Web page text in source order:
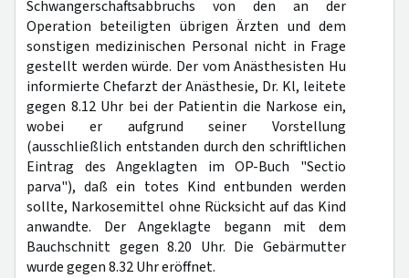
Schwangerschaftsabbruchs von den an der
Operation beteiligten übrigen Ärzten und dem
sonstigen medizinischen Personal nicht in Frage
gestellt werden würde. Der vom Anästhesisten Hu
informierte Chefarzt der Anästhesie, Dr. Kl, leitete
gegen 8.12 Uhr bei der Patientin die Narkose ein,
wobei er aufgrund seiner Vorstellung
(ausschließlich entstanden durch den schriftlichen
Eintrag des Angeklagten im OP-Buch "Sectio
parva"), daß ein totes Kind entbunden werden
sollte, Narkosemittel ohne Rücksicht auf das Kind
anwandte. Der Angeklagte begann mit dem
Bauchschnitt gegen 8.20 Uhr. Die Gebärmutter
wurde gegen 8.32 Uhr eröffnet.